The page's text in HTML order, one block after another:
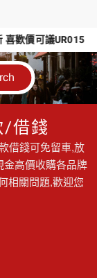
歡價可議UR015
/借錢
借錢可免留車,放
金高價收購各品牌
相關問題,歡迎您